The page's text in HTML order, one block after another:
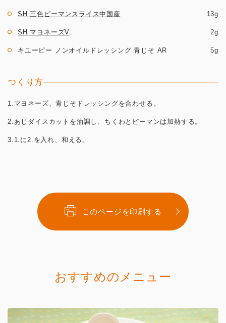
SH 三色ピーマンスライス中国産 13g
SH マヨネーズV 2g
キユーピー ノンオイルドレッシング 青じそ AR 5g
つくり方
1.マヨネーズ、青じそドレッシングを合わせる。
2.あじダイスカットを油調し、ちくわとピーマンは加熱する。
3.1.に2.を入れ、和える。
このページを印刷する
おすすめのメニュー